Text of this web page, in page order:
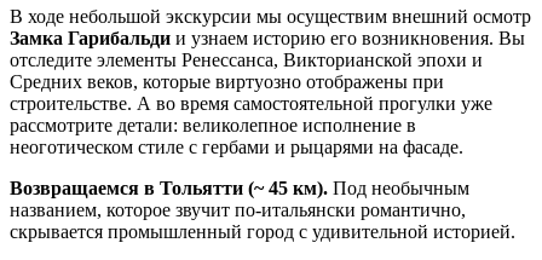
В ходе небольшой экскурсии мы осуществим внешний осмотр
Замка Гарибальди и узнаем историю его возникновения. Вы
отследите элементы Ренессанса, Викторианской эпохи и
Средних веков, которые виртуозно отображены при
строительстве. А во время самостоятельной прогулки уже
рассмотрите детали: великолепное исполнение в
неоготическом стиле с гербами и рыцарями на фасаде.
Возвращаемся в Тольятти (~ 45 км). Под необычным
названием, которое звучит по-итальянски романтично,
скрывается промышленный город с удивительной историей.